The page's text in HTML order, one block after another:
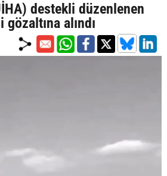
destekli düzenlenen
alındı